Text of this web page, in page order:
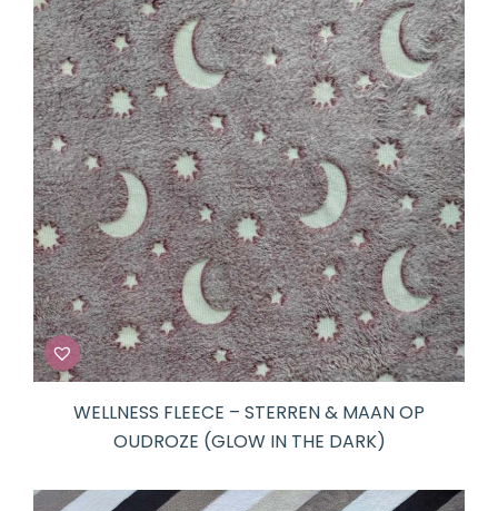
WELLNESS FLEECE – STERREN & MAAN OP
OUDROZE (GLOW IN THE DARK)